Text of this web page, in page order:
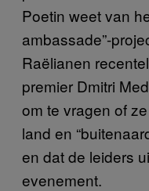
Poetin weet van
ambassade”-
Raëlianen
premier Dmitri
om te vragen of
land en
en dat de leiders
evenement.